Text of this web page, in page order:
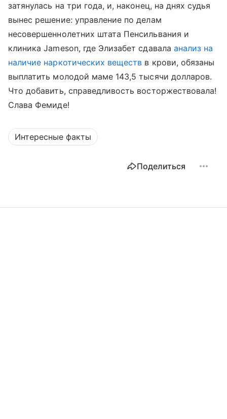
затянулась на три года, и, наконец, на днях судья
вынес решение: управление по делам
несовершеннолетних штата Пенсильвания и
клиника Jameson, где Элизабет сдавала анализ на
наличие наркотических веществ в крови, обязаны
выплатить молодой маме 143,5 тысячи долларов.
Что добавить, справедливость восторжествовала!
Слава Фемиде!
Интересные факты
Поделиться